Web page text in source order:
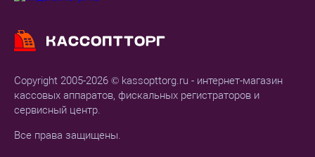
Copyright 2005-2026 © kassopttorg.ru - интернет-магазин
кассовых аппаратов, фискальных регистраторов и
сервисный центр.
Все права защищены.